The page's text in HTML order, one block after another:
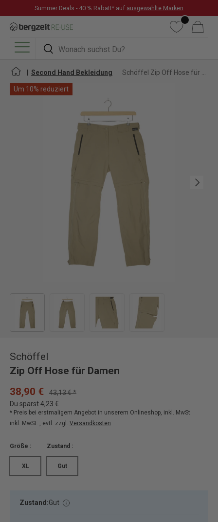
DIREKT ZUM INHALT
Summer Deals - 40 % Rabatt* auf ausgewählte Marken
Suchen
Suchen
WunschlisteWarenkorb
Menü
Second Hand Bekleidung
Um 10% reduziert
Nächste
Schöffel
Zip Off Hose für Damen
38,90 €
43,13 € *
Du sparst 4,23 €
* Preis bei erstmaligem Angebot in unserem Onlineshop, inkl. MwSt.
inkl. MwSt. , evtl. zzgl. Versandkosten
Größe :
XL
Zustand :
Gut
Zustand:Gut